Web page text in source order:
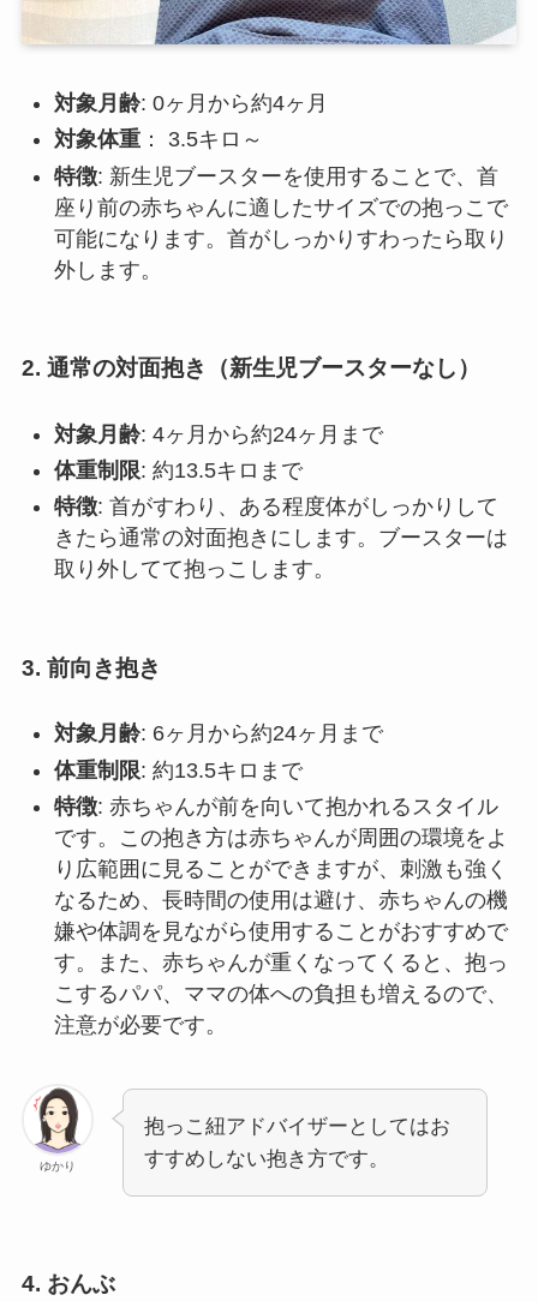
対象月齢: 0ヶ月から約4ヶ月
対象体重： 3.5キロ～
特徴: 新生児ブースターを使用することで、首
座り前の赤ちゃんに適したサイズでの抱っこで
可能になります。首がしっかりすわったら取り
外します。
2. 通常の対面抱き（新生児ブースターなし）
対象月齢: 4ヶ月から約24ヶ月まで
体重制限: 約13.5キロまで
特徴: 首がすわり、ある程度体がしっかりして
きたら通常の対面抱きにします。ブースターは
取り外してて抱っこします。
3. 前向き抱き
対象月齢: 6ヶ月から約24ヶ月まで
体重制限: 約13.5キロまで
特徴: 赤ちゃんが前を向いて抱かれるスタイル
です。この抱き方は赤ちゃんが周囲の環境をよ
り広範囲に見ることができますが、刺激も強く
なるため、長時間の使用は避け、赤ちゃんの機
嫌や体調を見ながら使用することがおすすめで
す。また、赤ちゃんが重くなってくると、抱っ
こするパパ、ママの体への負担も増えるので、
注意が必要です。
ゆかり
抱っこ紐アドバイザーとしてはお
すすめしない抱き方です。
4. おんぶ